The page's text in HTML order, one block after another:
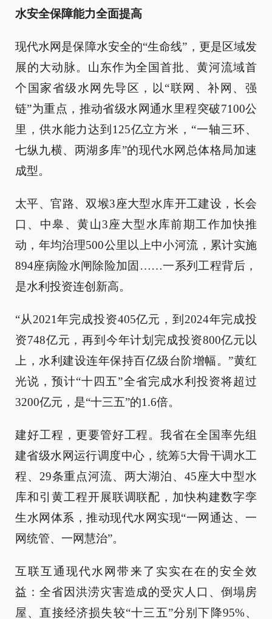
水安全保障能力全面提高
现代水网是保障水安全的“生命线”，更是区域发
展的大动脉。山东作为全国首批、黄河流域首
个国家省级水网先导区，以“联网、补网、强
链”为重点，推动省级水网通水里程突破7100公
里，供水能力达到125亿立方米，“一轴三环、
七纵九横、两湖多库”的现代水网总体格局加速
成型。
太平、官路、双堠3座大型水库开工建设，长会
口、中皋、黄山3座大型水库前期工作加快推
动，年均治理500公里以上中小河流，累计实施
894座病险水闸除险加固……一系列工程背后，
是水利投资连创新高。
“从2021年完成投资405亿元，到2024年完成投
资748亿元，再到今年计划完成投资800亿元以
上，水利建设连年保持百亿级台阶增幅。”黄红
光说，预计“十四五”全省完成水利投资将超过
3200亿元，是“十三五”的1.6倍。
建好工程，更要管好工程。我省在全国率先组
建省级水网运行调度中心，统筹5大骨干调水工
程、29条重点河流、两大湖泊、45座大中型水
库和引黄工程开展联调联配，加快构建数字孪
生水网体系，推动现代水网实现“一网通达、一
网统管、一网慧治”。
互联互通现代水网带来了实实在在的安全效
益：全省因洪涝灾害造成的受灾人口、倒塌房
屋、直接经济损失较“十三五”分别下降95%、